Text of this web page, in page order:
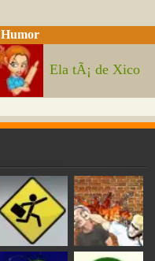
Humor
Ela tÃ¡ de Xico